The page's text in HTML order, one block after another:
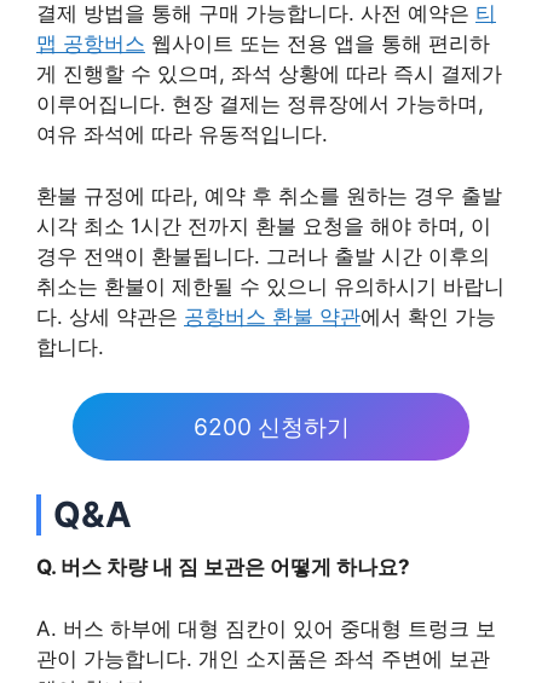
결제 방법을 통해 구매 가능합니다. 사전 예약은 티
맵 공항버스 웹사이트 또는 전용 앱을 통해 편리하
게 진행할 수 있으며, 좌석 상황에 따라 즉시 결제가
이루어집니다. 현장 결제는 정류장에서 가능하며,
여유 좌석에 따라 유동적입니다.
환불 규정에 따라, 예약 후 취소를 원하는 경우 출발
시각 최소 1시간 전까지 환불 요청을 해야 하며, 이
경우 전액이 환불됩니다. 그러나 출발 시간 이후의
취소는 환불이 제한될 수 있으니 유의하시기 바랍니
다. 상세 약관은 공항버스 환불 약관에서 확인 가능
합니다.
6200 신청하기
Q&A
Q. 버스 차량 내 짐 보관은 어떻게 하나요?
A. 버스 하부에 대형 짐칸이 있어 중대형 트렁크 보
관이 가능합니다. 개인 소지품은 좌석 주변에 보관